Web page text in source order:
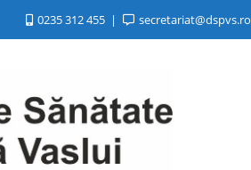
0235 312 455 secretariat@dspvs.ro